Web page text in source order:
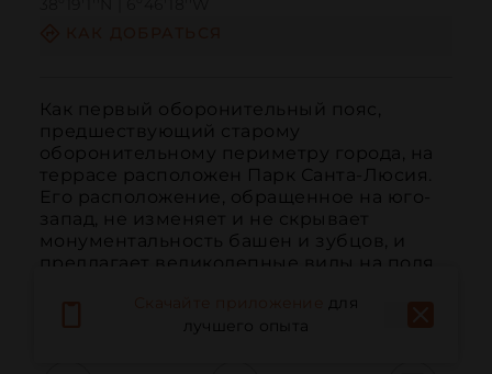
Как первый оборонительный пояс,
предшествующий старому
оборонительному периметру города, на
террасе расположен Парк Санта-Люсия.
Его расположение, обращенное на юго-
запад, не изменяет и не скрывает
монументальность башен и зубцов, и
предлагает великолепные виды на поля
для
лучшего опыта